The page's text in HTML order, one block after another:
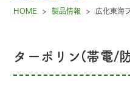
HOME > 製品情報 > 広化東海
ターポリン(帯電/